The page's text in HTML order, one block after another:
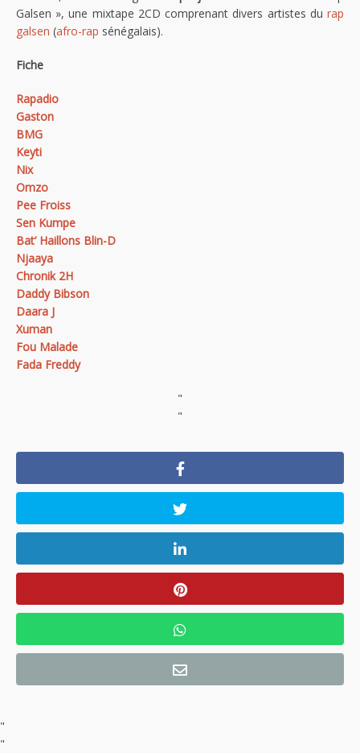
Galsen », une mixtape 2CD comprenant divers artistes du rap
galsen (afro-rap sénégalais).
Fiche
Rapadio
Gaston
BMG
Keyti
Nix
Omzo
Pee Froiss
Sen Kumpe
Bat’ Haillons Blin-D
Njaaya
Chronik 2H
Daddy Bibson
Daara J
Xuman
Fou Malade
Fada Freddy
"
"
"
"